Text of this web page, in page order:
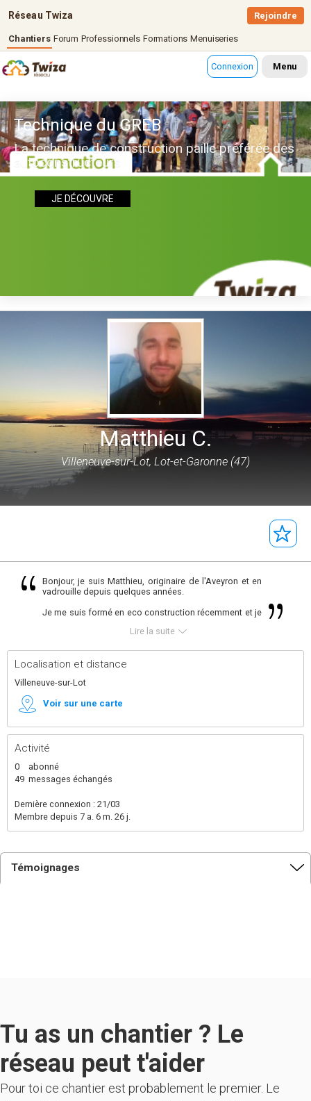
Réseau Twiza
Chantiers Forum Professionnels Formations Menuiseries
Rejoindre
Connexion Menu
Technique du GREB
La technique de construction paille préférée des
autoconstructeurs
JE DÉCOUVRE
Matthieu C.
Villeneuve-sur-Lot, Lot-et-Garonne (47)
Bonjour, je suis Matthieu, originaire de l'Aveyron et en
vadrouille depuis quelques années.
Je me suis formé en eco construction récemment et je
motivations du moment.
Lire la suite
Localisation et distance
Villeneuve-sur-Lot
Voir sur une carte
Activité
0
abonné
49 messages échangés
Dernière connexion : 21/03
Membre depuis 7 a. 6 m. 26 j.
Témoignages
Tu as un chantier ? Le
réseau peut t'aider
Pour toi ce chantier est probablement le premier. Le